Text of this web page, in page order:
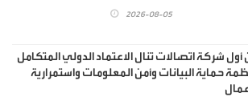
2026-08-05
أول شركة اتصالات تنال الاعتماد الدولي المتكامل
حماية البيانات وأمن المعلومات واستمرارية